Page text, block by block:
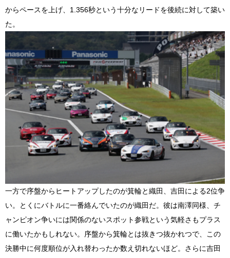
からペースを上げ、1.356秒という十分なリードを後続に対して築い
た。
一方で序盤からヒートアップしたのが箕輪と織田、吉田による2位争
い。とくにバトルに一番絡んでいたのが織田だ。彼は南澤同様、チ
ャンピオン争いには関係のないスポット参戦という気軽さもプラス
に働いたかもしれない。序盤から箕輪とは抜きつ抜かれつで、この
決勝中に何度順位が入れ替わったか数え切れないほど。さらに吉田